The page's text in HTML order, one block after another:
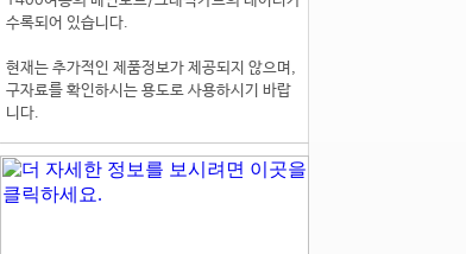
수록되어 있습니다.
현재는 추가적인 제품정보가 제공되지 않으며,
구자료를 확인하시는 용도로 사용하시기 바랍
니다.